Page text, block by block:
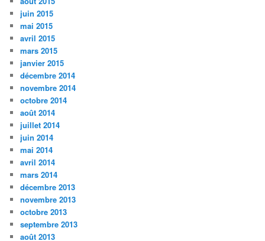
juin 2015
mai 2015
avril 2015
mars 2015
janvier 2015
décembre 2014
novembre 2014
octobre 2014
août 2014
juillet 2014
juin 2014
mai 2014
avril 2014
mars 2014
décembre 2013
novembre 2013
octobre 2013
septembre 2013
août 2013